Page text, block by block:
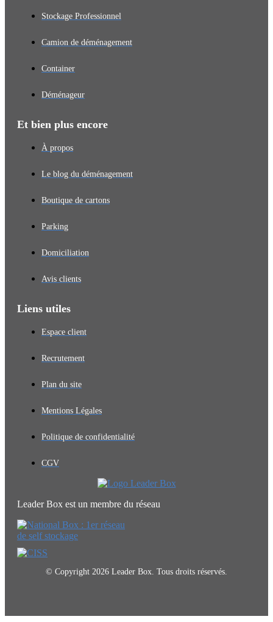
Stockage Professionnel
Camion de déménagement
Container
Déménageur
Et bien plus encore
À propos
Le blog du déménagement
Boutique de cartons
Parking
Domiciliation
Avis clients
Liens utiles
Espace client
Recrutement
Plan du site
Mentions Légales
Politique de confidentialité
CGV
Leader Box est un membre du réseau
© Copyright 2026 Leader Box. Tous droits réservés.